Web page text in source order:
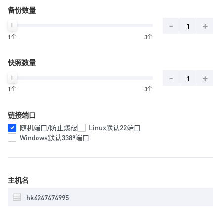
备份数量
1个 3个
- +
快照数量
1个 3个
- +
链接端口
随机端口/防止爆破
Linux默认22端口
Windows默认3389端口
主机名